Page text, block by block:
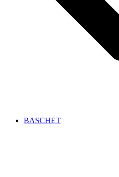
BASCHET